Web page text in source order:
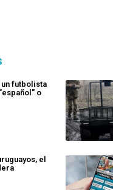
un futbolista
o
el